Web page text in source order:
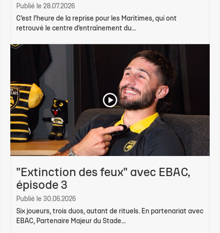
Publié le 28.07.2026
C’est l’heure de la reprise pour les Maritimes, qui ont
retrouvé le centre d’entraînement du...
"Extinction des feux" avec EBAC,
épisode 3
Publié le 30.06.2026
Six joueurs, trois duos, autant de rituels. En partenariat avec
EBAC, Partenaire Majeur du Stade...